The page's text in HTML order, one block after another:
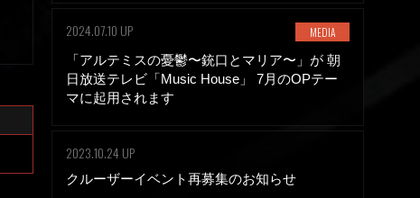
2024.07.10 UP
MEDIA
「アルテミスの憂鬱〜銃口とマリア〜」が 朝
日放送テレビ「Music House」 7月のOPテー
マに起用されます
2023.10.24 UP
クルーザーイベント再募集のお知らせ